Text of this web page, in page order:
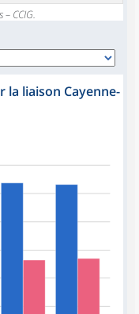
CCIG.
la liaison Cayenne-